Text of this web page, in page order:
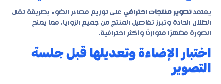
يعتمد تصوير منتجات احترافي على توزيع مصادر الضوء بطريقة تقلل
الظلال الحادة وتبرز تفاصيل المنتج من جميع الزوايا، مما يمنح
الصورة مظهرًا متوازنًا وأكثر احترافية.
اختبار الإضاءة وتعديلها قبل جلسة
التصوير